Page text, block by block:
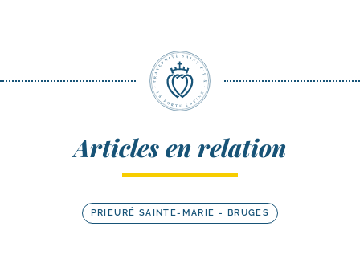
Articles en relation
PRIEURÉ SAINTE-MARIE - BRUGES